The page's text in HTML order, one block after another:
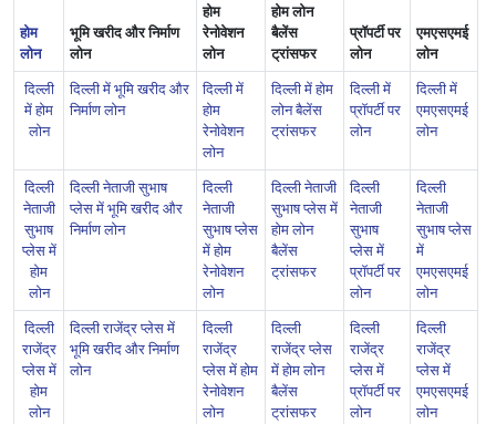
होम
लोन
भूमि खरीद और निर्माण
लोन
होम
रेनोवेशन
लोन
होम लोन
बैलेंस
ट्रांसफर
प्रॉपर्टी पर
लोन
एमएसएमई
लोन
दिल्ली
में होम
लोन
दिल्ली में भूमि खरीद और
निर्माण लोन
दिल्ली में
होम
रेनोवेशन
लोन
दिल्ली में होम
लोन बैलेंस
ट्रांसफर
दिल्ली में
प्रॉपर्टी पर
लोन
दिल्ली में
एमएसएमई
लोन
दिल्ली
नेताजी
सुभाष
प्लेस में
होम
लोन
दिल्ली नेताजी सुभाष
प्लेस में भूमि खरीद और
निर्माण लोन
दिल्ली
नेताजी
सुभाष प्लेस
में होम
रेनोवेशन
लोन
दिल्ली नेताजी
सुभाष प्लेस में
होम लोन
बैलेंस
ट्रांसफर
दिल्ली
नेताजी
सुभाष
प्लेस में
प्रॉपर्टी पर
लोन
दिल्ली
नेताजी
सुभाष प्लेस
में
एमएसएमई
लोन
दिल्ली
राजेंद्र
प्लेस में
होम
लोन
दिल्ली राजेंद्र प्लेस में
भूमि खरीद और निर्माण
लोन
दिल्ली
राजेंद्र
प्लेस में होम
रेनोवेशन
लोन
दिल्ली
राजेंद्र प्लेस
में होम लोन
बैलेंस
ट्रांसफर
दिल्ली
राजेंद्र
प्लेस में
प्रॉपर्टी पर
लोन
दिल्ली
राजेंद्र
प्लेस में
एमएसएमई
लोन